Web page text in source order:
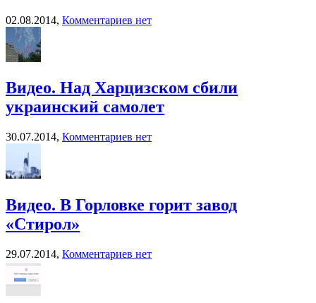
02.08.2014, Комментариев нет
Видео. Над Харцизском сбили
украинский самолет
30.07.2014, Комментариев нет
Видео. В Горловке горит завод
«Стирол»
29.07.2014, Комментариев нет